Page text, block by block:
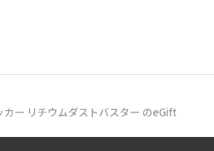
ー リチウムダストバスター のeGift